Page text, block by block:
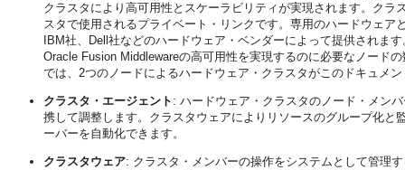
クラスタにより高可用性とスケーラビリティが実現されます。ク
スタで使用されるプライベート・リンクです。専用のハードウェ
IBM社、Dell社などのハードウェア・ベンダーによって提供されま
Oracle Fusion Middlewareの高可用性を実現するのに必要なノード
では、2つのノードによるハードウェア・クラスタがこのドキュメ
クラスタ・エージェント : ハードウェア・クラスタのノード・メン
携して調整します。クラスタウェアによりリソースのグループ化
ーバーを自動化できます。
クラスタウェア: クラスタ・メンバーの操作をシステムとして管理